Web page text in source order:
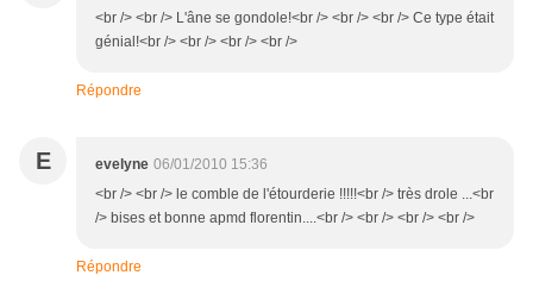
<br /> <br /> L'âne se gondole!<br /> <br /> <br /> Ce type était
génial!<br /> <br /> <br /> <br />
Répondre
E evelyne 06/01/2010 15:36
<br /> <br /> le comble de l'étourderie !!!!!<br /> très drole ...<br
/> bises et bonne apmd florentin....<br /> <br /> <br /> <br />
Répondre